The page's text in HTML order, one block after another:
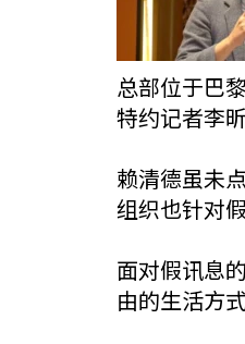
总部位于巴
特约记者李
赖清德虽未
组织也针对
面对假讯息
由的生活方